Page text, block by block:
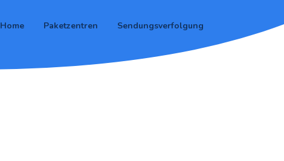
Home Paketzentren Sendungsverfolgung